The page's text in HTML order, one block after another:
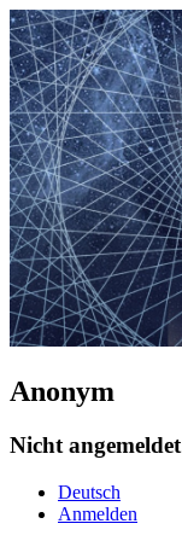
Anonym
Nicht angemeldet
Deutsch
Anmelden